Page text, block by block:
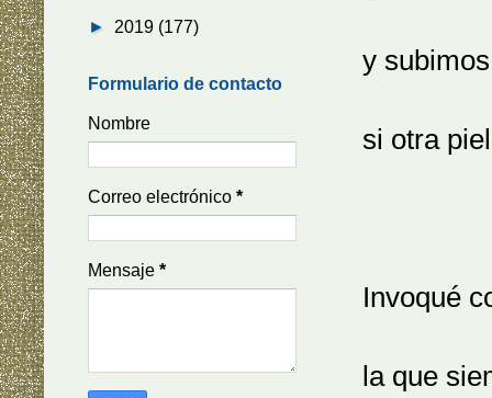
y
si otra
Invoqué
la que
► 2019 (177)
Formulario de contacto
Nombre
Correo electrónico *
Mensaje *